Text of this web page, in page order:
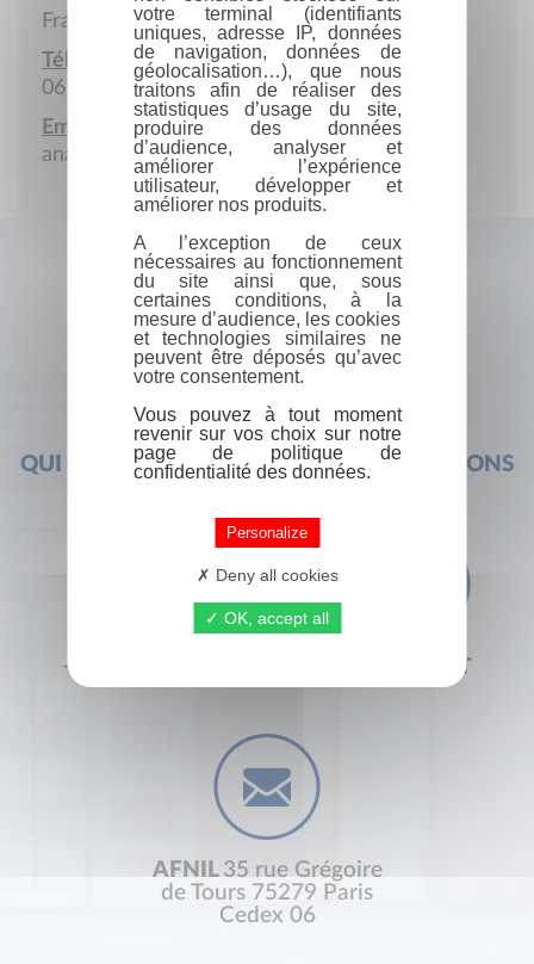
France
Téléphone portable :
06 38 65 91 70
Email :
anais@lechefenbox.com
QUI SOMMES-NOUS ? FOIRE AUX QUESTIONS
+33 (0) 1 44 41 29 19 CONTACT
AFNIL 35 rue Grégoire
de Tours 75279 Paris
Cedex 06
votre terminal (identifiants
uniques, adresse IP, données
de navigation, données de
géolocalisation…), que nous
traitons afin de réaliser des
statistiques d’usage du site,
produire des données
d’audience, analyser et
améliorer l’expérience
utilisateur, développer et
améliorer nos produits.
A l’exception de ceux
nécessaires au fonctionnement
du site ainsi que, sous
certaines conditions, à la
mesure d’audience, les cookies
et technologies similaires ne
peuvent être déposés qu’avec
votre consentement.
Vous pouvez à tout moment
revenir sur vos choix sur notre
page de politique de
confidentialité des données.
Personalize
Deny all cookies
OK, accept all